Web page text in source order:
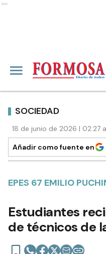
Ads
SOCIEDAD
18 de junio de 2026 | 02:27
Añadir como fuente en
EPES 67 EMILIO
Estudiantes
de técnicos de